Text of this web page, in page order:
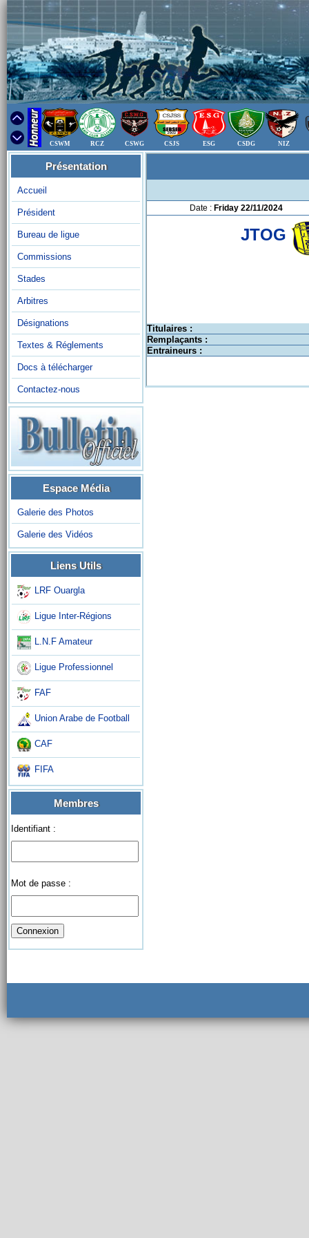
CSWM RCZ CSWG CSJS ESG CSDG NIZ
Présentation
Accueil
Président
Bureau de ligue
Commissions
Stades
Arbitres
Désignations
Textes & Réglements
Docs à télécharger
Contactez-nous
Espace Média
Galerie des Photos
Galerie des Vidéos
Liens Utils
LRF Ouargla
Ligue Inter-Régions
L.N.F Amateur
Ligue Professionnel
FAF
Union Arabe de Football
CAF
FIFA
Membres
Identifiant :
Mot de passe :
Date : Friday 22/11/2024
JTOG
Titulaires :
Remplaçants :
Entraineurs :